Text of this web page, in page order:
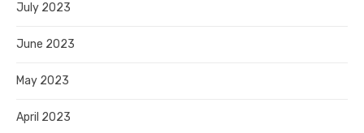
July 2023
June 2023
May 2023
April 2023